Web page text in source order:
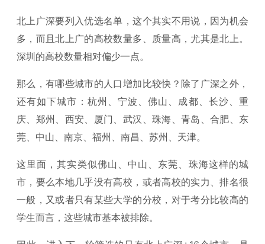
北上广深要列入优选名单，这个其实不用说，因为机会
多，而且北上广的高校数量多、质量高，尤其是北上。
深圳的高校数量相对偏少一点。
那么，有哪些城市的人口增加比较快？除了广深之外，
还有如下城市：杭州、宁波、佛山、成都、长沙、重
庆、郑州、西安、厦门、武汉、珠海、青岛、合肥、东
莞、中山、南京、福州、南昌、苏州、天津。
这里面，其实类似佛山、中山、东莞、珠海这样的城
市，要么本地几乎没有高校，或者高校的实力、排名很
一般，又或者只有某些大学的分校，对于考分比较高的
学生而言，这些城市基本被排除。